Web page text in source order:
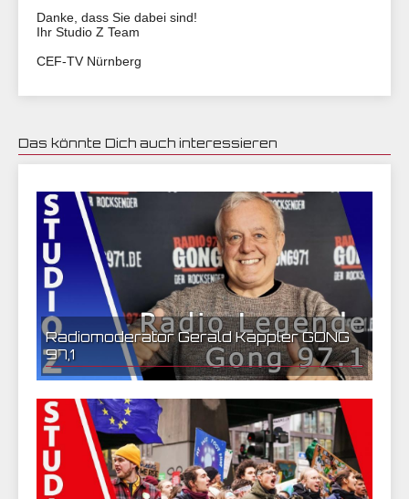
Danke, dass Sie dabei sind!
Ihr Studio Z Team
CEF-TV Nürnberg
Das könnte Dich auch interessieren
30.01.2021 10:14 | CEF Nürnberg
Radiomoderator Gerald Kappler GONG
97,1
zu Gast im STUDIO Z
23.01.2021 07:15 | CEF Nürnberg